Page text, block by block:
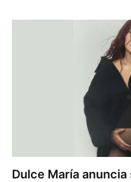
Dulce María